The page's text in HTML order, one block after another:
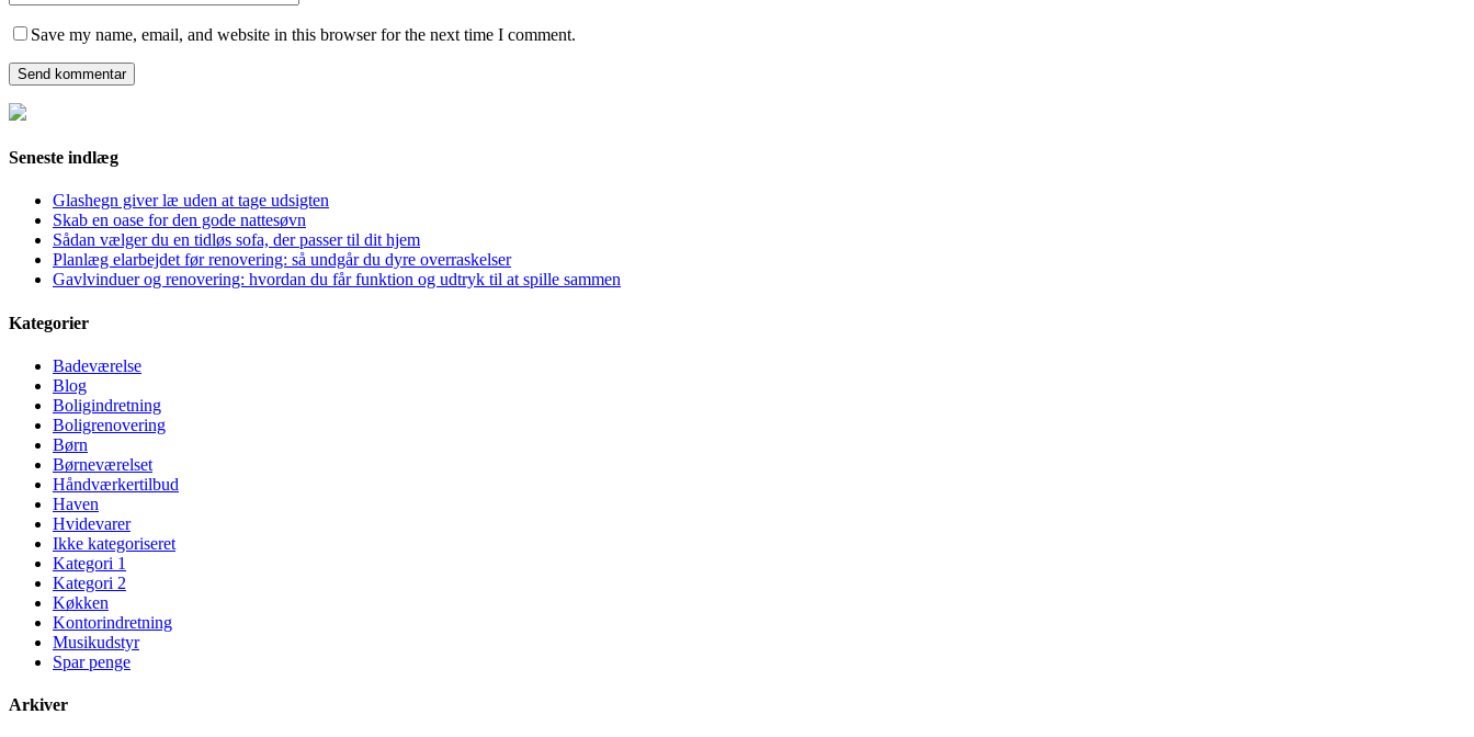
Save my name, email, and website in this browser for the next time I comment.
Seneste indlæg
Glashegn giver læ uden at tage udsigten
Skab en oase for den gode nattesøvn
Sådan vælger du en tidløs sofa, der passer til dit hjem
Planlæg elarbejdet før renovering: så undgår du dyre overraskelser
Gavlvinduer og renovering: hvordan du får funktion og udtryk til at spille sammen
Kategorier
Badeværelse
Blog
Boligindretning
Boligrenovering
Børn
Børneværelset
Håndværkertilbud
Haven
Hvidevarer
Ikke kategoriseret
Kategori 1
Kategori 2
Køkken
Kontorindretning
Musikudstyr
Spar penge
Arkiver